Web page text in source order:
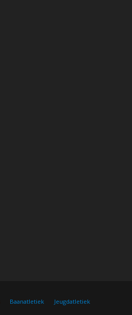
Baanatletiek
Jeugdatletiek